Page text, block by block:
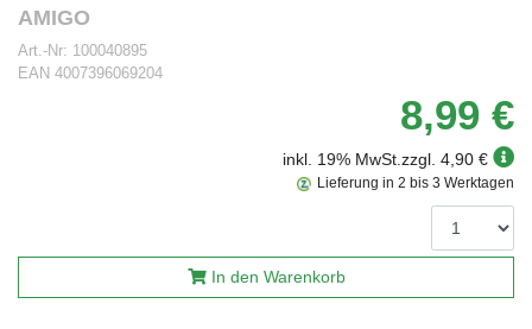
AMIGO
Art.-Nr: 100040895
EAN 4007396069204
8,99 €
inkl. 19% MwSt.zzgl. 4,90 €
Lieferung in 2 bis 3 Werktagen
In den Warenkorb